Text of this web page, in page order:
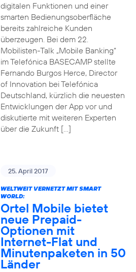
digitalen Funktionen und einer
smarten Bedienungsoberfläche
bereits zahlreiche Kunden
überzeugen. Bei dem 22.
Mobilisten-Talk „Mobile Banking“
im Telefónica BASECAMP stellte
Fernando Burgos Herce, Director
of Innovation bei Telefónica
Deutschland, kürzlich die neuesten
Entwicklungen der App vor und
diskutierte mit weiteren Experten
über die Zukunft […]
25. April 2017
WELTWEIT VERNETZT MIT SMART
WORLD:
Ortel Mobile bietet
neue Prepaid-
Optionen mit
Internet-Flat und
Minutenpaketen in 50
Länder